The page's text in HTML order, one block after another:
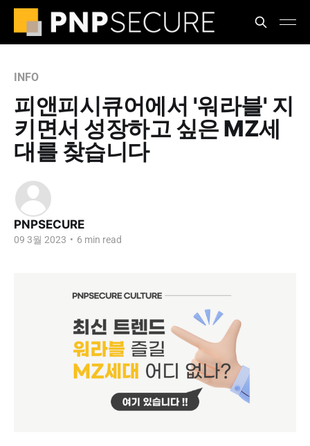
INFO
피앤피시큐어에서 '워라블' 지
키면서 성장하고 싶은 MZ세
대를 찾습니다
PNPSECURE
09 3월 2023 • 6 min read